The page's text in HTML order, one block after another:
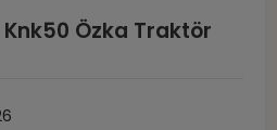
Özka Traktör